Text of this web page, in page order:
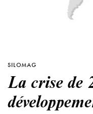
SILOMAG
La crise de